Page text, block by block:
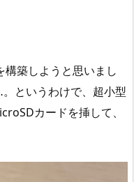
構築しようと思いまし
というわけで、超小型
カードを挿して、